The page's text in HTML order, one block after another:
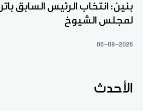
بنين: انتخاب الرئيس السابق
لمجلس الشيوخ
06-08-2026
الأحدث